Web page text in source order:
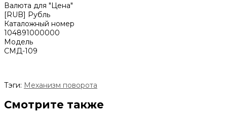
Валюта для "Цена"
[RUB] Рубль
Каталожный номер
104891000000
Модель
СМД-109
Тэги: Механизм поворота
Смотрите также